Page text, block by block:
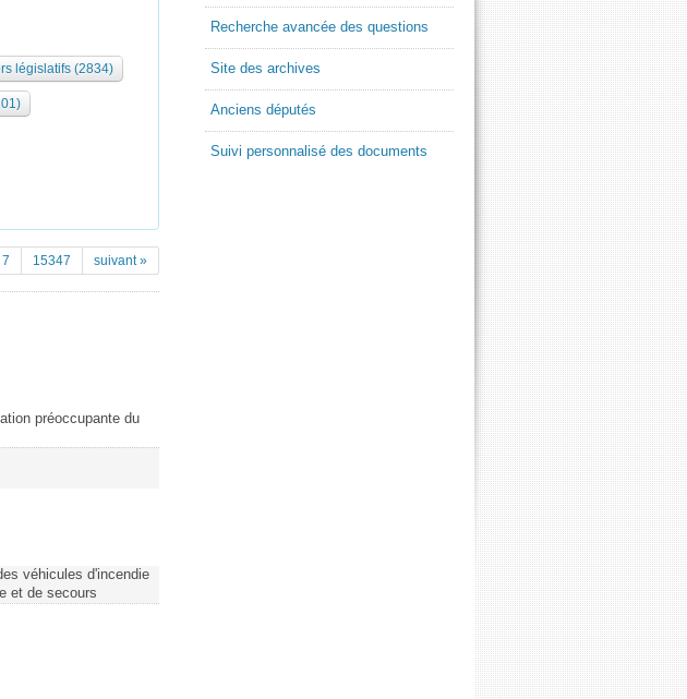
législatifs (2834)
7 15347 suivant »
préoccupante du
véhicules d'incendie
et de secours
Recherche avancée des questions
Site des archives
Anciens députés
Suivi personnalisé des documents